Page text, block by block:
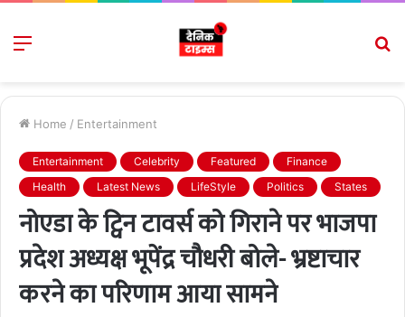
Menu
Home / Entertainment
Entertainment Celebrity Featured
Finance
Health
Latest News LifeStyle Politics States
नोएडा के ट्विन टावर्स को गिराने पर भाजपा
प्रदेश अध्यक्ष भूपेंद्र चौधरी बोले- भ्रष्टाचार
करने का परिणाम आया सामने